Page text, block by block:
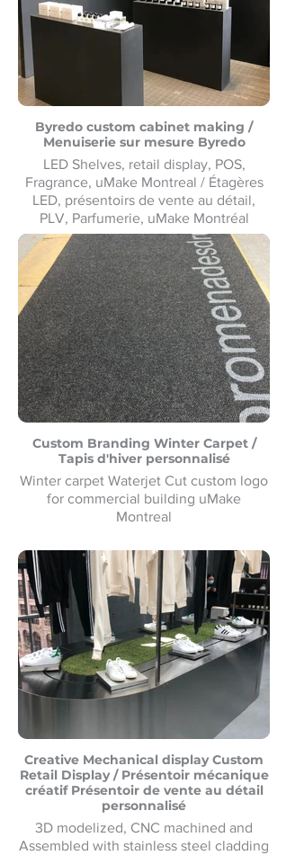
Byredo custom cabinet making /
Menuiserie sur mesure Byredo
LED Shelves, retail display, POS,
Fragrance, uMake Montreal / Étagères
LED, présentoirs de vente au détail,
PLV, Parfumerie, uMake Montréal
Custom Branding Winter Carpet /
Tapis d'hiver personnalisé
Winter carpet Waterjet Cut custom logo
for commercial building uMake
Montreal
Tapis d'hiver Waterjet Cut logo
personnalisé pour bâtiment commercial
uMake Montréal
Creative Mechanical display Custom
Retail Display / Présentoir mécanique
créatif Présentoir de vente au détail
personnalisé
3D modelized, CNC machined and
Assembled with stainless steel cladding